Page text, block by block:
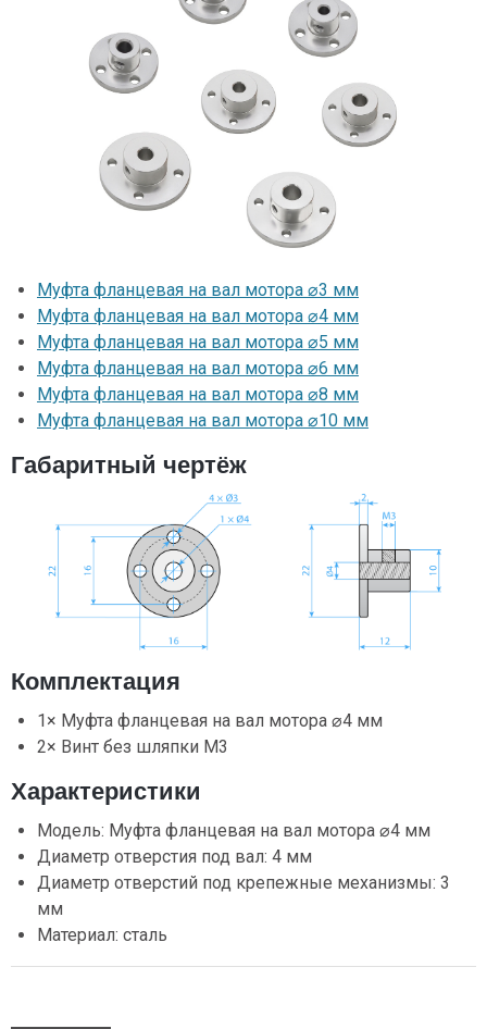
Муфта фланцевая на вал мотора ⌀3 мм
Муфта фланцевая на вал мотора ⌀4 мм
Муфта фланцевая на вал мотора ⌀5 мм
Муфта фланцевая на вал мотора ⌀6 мм
Муфта фланцевая на вал мотора ⌀8 мм
Муфта фланцевая на вал мотора ⌀10 мм
Габаритный чертёж
Комплектация
1× Муфта фланцевая на вал мотора ⌀4 мм
2× Винт без шляпки М3
Характеристики
Модель: Муфта фланцевая на вал мотора ⌀4 мм
Диаметр отверстия под вал: 4 мм
Диаметр отверстий под крепежные механизмы: 3
мм
Материал: сталь